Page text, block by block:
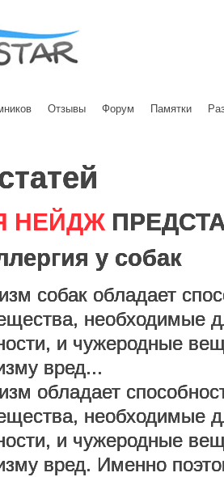
Отзывы Форум Памятки
НЕЙДЖ
у собак
собак обладает
необходимые
и чужеродные
вред...
обладает
необходимые
и чужеродные
вред. Именно